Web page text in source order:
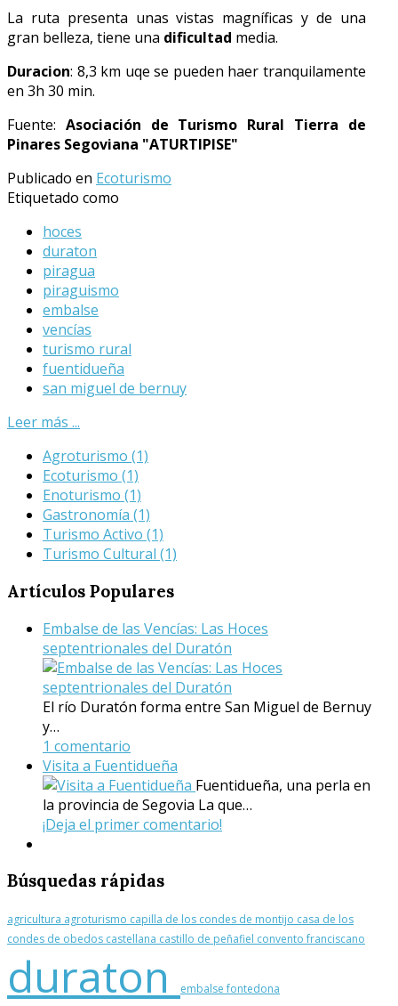
La ruta presenta unas vistas magníficas y de una
gran belleza, tiene una dificultad media.
Duracion: 8,3 km uqe se pueden haer tranquilamente
en 3h 30 min.
Fuente: Asociación de Turismo Rural Tierra de
Pinares Segoviana "ATURTIPISE"
Publicado en Ecoturismo
Etiquetado como
hoces
duraton
piragua
piraguismo
embalse
vencías
turismo rural
fuentidueña
san miguel de bernuy
Leer más ...
Agroturismo (1)
Ecoturismo (1)
Enoturismo (1)
Gastronomía (1)
Turismo Activo (1)
Turismo Cultural (1)
Artículos Populares
Embalse de las Vencías: Las Hoces
septentrionales del Duratón
El río Duratón forma entre San Miguel de Bernuy
y…
1 comentario
Visita a Fuentidueña
Fuentidueña, una perla en
la provincia de Segovia La que…
¡Deja el primer comentario!
Búsquedas rápidas
agricultura agroturismo capilla de los condes de montijo casa de los
condes de obedos castellana castillo de peñafiel convento franciscano
duraton embalsefontedona